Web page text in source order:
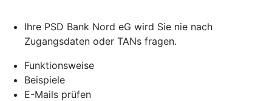
Ihre PSD Bank Nord eG wird Sie nie nach
Zugangsdaten oder TANs fragen.
Funktionsweise
Beispiele
E-Mails prüfen